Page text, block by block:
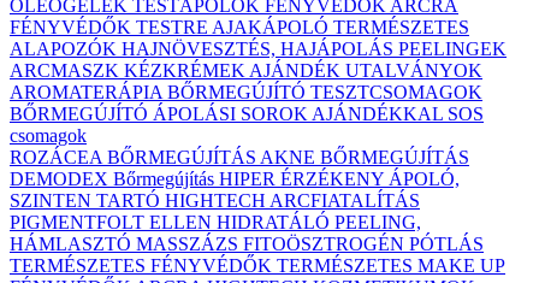
OLEOGÉLEK TESTÁPOLÓK FÉNYVÉDŐK ARCRA
FÉNYVÉDŐK TESTRE AJAKÁPOLÓ TERMÉSZETES
ALAPOZÓK HAJNÖVESZTÉS, HAJÁPOLÁS PEELINGEK
ARCMASZK KÉZKRÉMEK AJÁNDÉK UTALVÁNYOK
AROMATERÁPIA BŐRMEGÚJÍTÓ TESZTCSOMAGOK
BŐRMEGÚJÍTÓ ÁPOLÁSI SOROK AJÁNDÉKKAL SOS
csomagok
ROZÁCEA BŐRMEGÚJÍTÁS AKNE BŐRMEGÚJÍTÁS
DEMODEX Bőrmegújítás HIPER ÉRZÉKENY ÁPOLÓ,
SZINTEN TARTÓ HIGHTECH ARCFIATALÍTÁS
PIGMENTFOLT ELLEN HIDRATÁLÓ PEELING,
HÁMLASZTÓ MASSZÁZS FITOÖSZTROGÉN PÓTLÁS
TERMÉSZETES FÉNYVÉDŐK TERMÉSZETES MAKE UP